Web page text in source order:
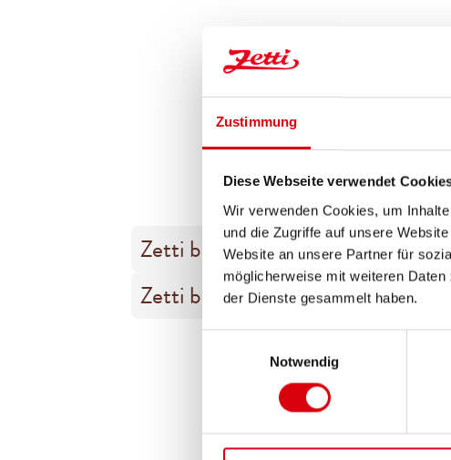
Zustimmung
Diese Webseite verwendet
Wir verwenden Cookies, um
und die Zugriffe auf unsere
Website an unsere Partner für
möglicherweise mit weiteren
der Dienste gesammelt haben.
Notwendig
Zetti bambina Minis
Zetti bambina Erdbeer Minis